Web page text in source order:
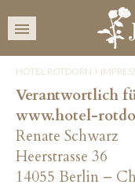
TO
CONTENT
HOTEL ROTDORN ›
Verantwortlich
www.hotel-
Renate Schwarz
Heerstrasse 36
14055 Berlin –